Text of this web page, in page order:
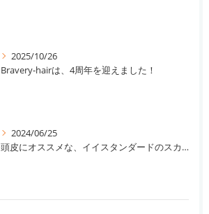
2025/10/26
Bravery-hairは、4周年を迎えました！
2024/06/25
頭皮にオススメな、イイスタンダードのスカルプ系シャンプー＆トリートメントです！